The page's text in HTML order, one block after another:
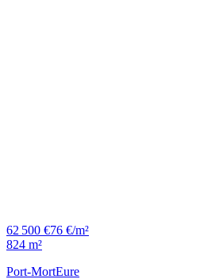
62 500 €76 €/m²
824 m²
Port-MortEure